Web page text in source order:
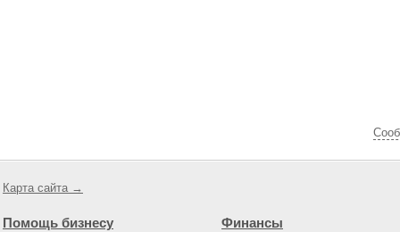
Карта сайта →
Помощь бизнесу Финансы